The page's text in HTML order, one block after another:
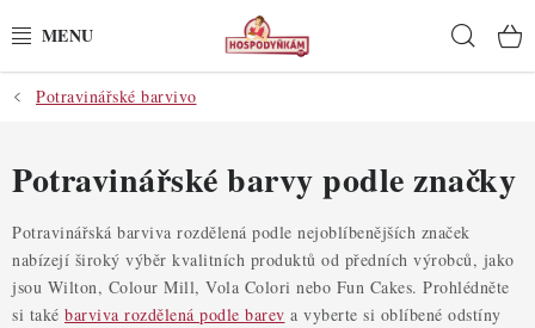
na
POTŘEBY
POMŮCKY
SUROVINY
DEKORACE
Potravinářské barvivo
Potravinářské barvy podle značky
Potravinářská barviva rozdělená podle nejoblíbenějších značek
nabízejí široký výběr kvalitních produktů od předních výrobců, jako
jsou Wilton, Colour Mill, Vola Colori nebo Fun Cakes. Prohlédněte
si také barviva rozdělená podle barev a vyberte si oblíbené odstíny